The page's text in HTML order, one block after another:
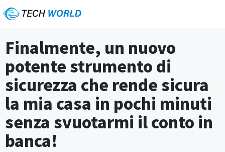
Finalmente, un nuovo
potente strumento di
sicurezza che rende sicura
la mia casa in pochi minuti
senza svuotarmi il conto in
banca!